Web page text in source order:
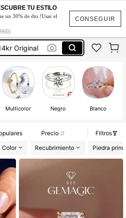
CONSEGUIR
TU ESTILO
un 30% de dto.!Usar el
Anillo De Plata 925 Mujer Original
925
Original
925
Multicolor Negro Blanco
Precio
Filtros
Color Recubrimiento Piedra